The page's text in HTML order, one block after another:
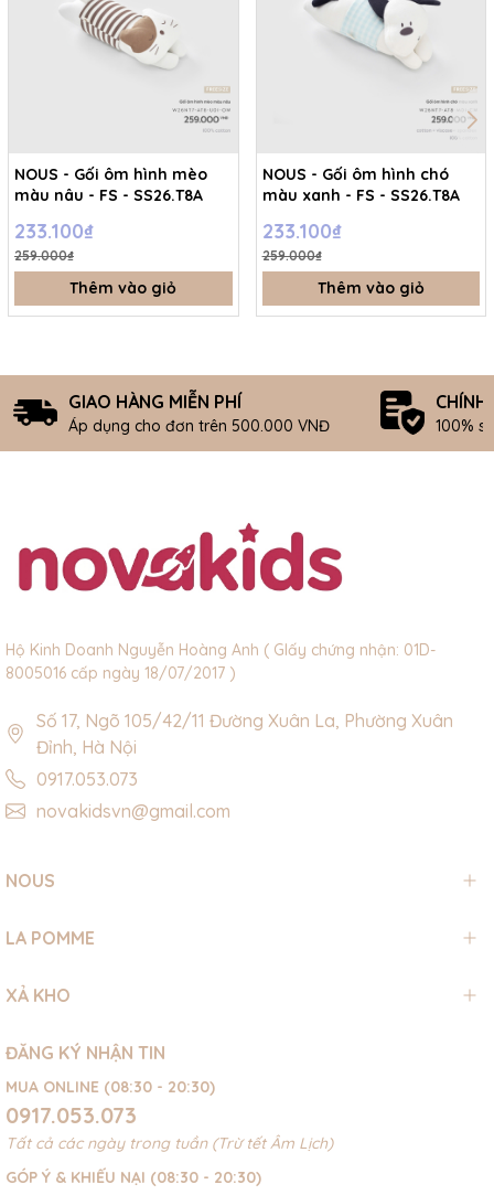
NOUS - Gối ôm hình mèo
màu nâu - FS - SS26.T8A
233.100₫
259.000₫
Thêm vào giỏ
NOUS - Gối ôm hình chó
màu xanh - FS - SS26.T8A
233.100₫
259.000₫
Thêm vào giỏ
GIAO HÀNG MIỄN PHÍ
Áp dụng cho đơn trên 500.000 VNĐ
CHÍNH
100%
Hộ Kinh Doanh Nguyễn Hoàng Anh ( GIấy chứng nhận: 01D-
8005016 cấp ngày 18/07/2017 )
Số 17, Ngõ 105/42/11 Đường Xuân La, Phường Xuân
Đỉnh, Hà Nội
0917.053.073
novakidsvn@gmail.com
NOUS
LA POMME
XẢ KHO
ĐĂNG KÝ NHẬN TIN
MUA ONLINE (08:30 - 20:30)
0917.053.073
Tất cả các ngày trong tuần (Trừ tết Âm Lịch)
GÓP Ý & KHIẾU NẠI (08:30 - 20:30)